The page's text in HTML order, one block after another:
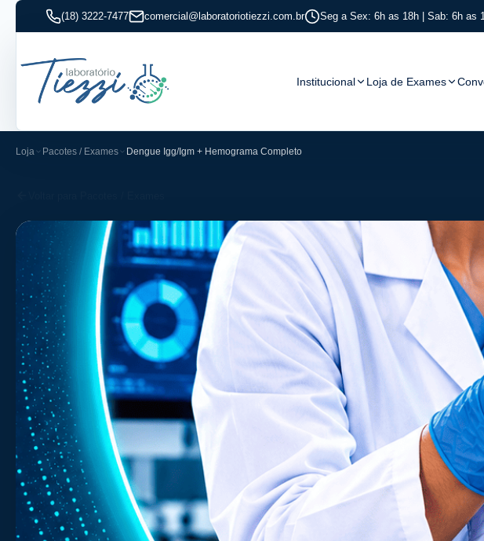
(18) 3222-7477 comercial@laboratoriotiezzi.com.br Seg a Sex: 6h as 18h | Sab: 6h as
Institucional Loja de Exames
Loja Pacotes / Exames Dengue Igg/Igm + Hemograma Completo